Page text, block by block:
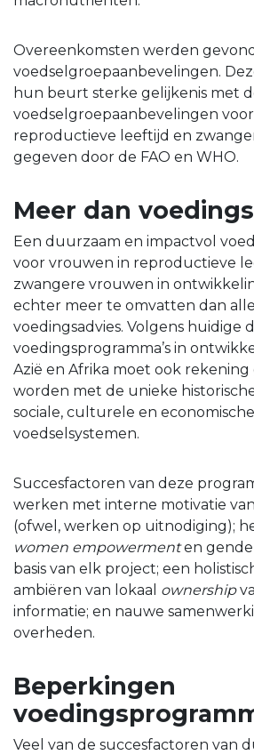
Overeenkomsten werden
voedselgroepaanbevelingen.
hun beurt sterke gelijkenis met
voedselgroepaanbevelingen
reproductieve leeftijd en
gegeven door de FAO en WHO.
Meer dan
Een duurzaam en impactvol
voor vrouwen in reproductieve
zwangere vrouwen in
echter meer te omvatten dan
voedingsadvies. Volgens huidige
voedingsprogramma’s in
Azië en Afrika moet ook
worden met de unieke
sociale, culturele en
voedselsystemen.
Succesfactoren van deze
werken met interne motivatie
(ofwel, werken op uitnodiging);
women empowermenten
basis van elk project; een
ambiëren van lokaal ownership
informatie; en nauwe
overheden.
Beperkingen
Veel van de succesfactoren van